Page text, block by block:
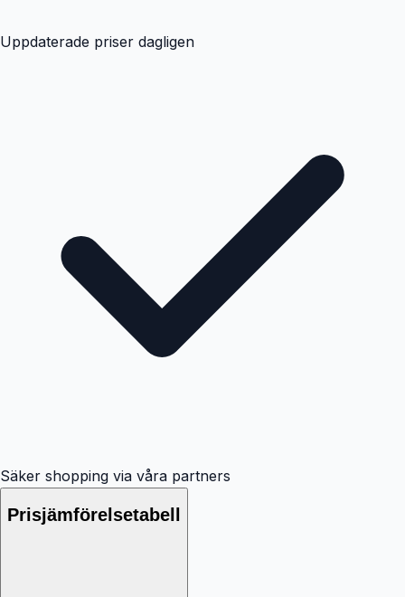
Uppdaterade priser dagligen
Säker shopping via våra partners
Prisjämförelsetabell